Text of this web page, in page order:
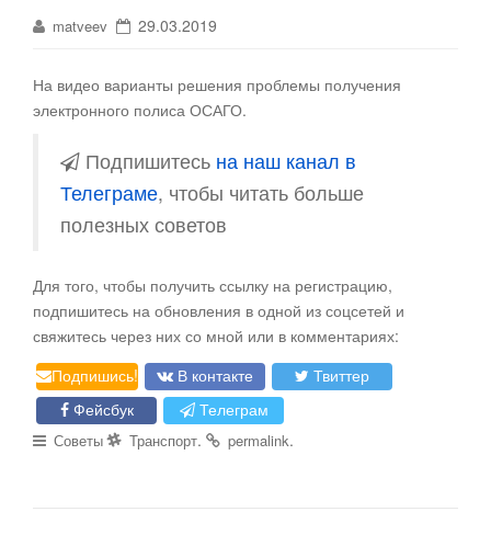
matveev 29.03.2019
На видео варианты решения проблемы получения
электронного полиса ОСАГО.
Подпишитесь на наш канал в
Телеграме, чтобы читать больше
полезных советов
Для того, чтобы получить ссылку на регистрацию,
подпишитесь на обновления в одной из соцсетей и
свяжитесь через них со мной или в комментариях:
Подпишись!
В контакте
Твиттер
Фейсбук
Телеграм
Советы Транспорт. permalink.